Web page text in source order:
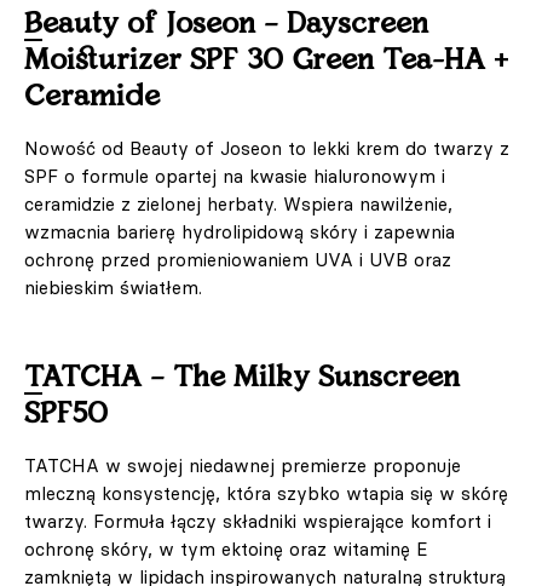
Beauty of Joseon – Dayscreen
Moisturizer SPF 30 Green Tea-HA +
Ceramide
Nowość od Beauty of Joseon to lekki krem do twarzy z
SPF o formule opartej na kwasie hialuronowym i
ceramidzie z zielonej herbaty. Wspiera nawilżenie,
wzmacnia barierę hydrolipidową skóry i zapewnia
ochronę przed promieniowaniem UVA i UVB oraz
niebieskim światłem.
TATCHA – The Milky Sunscreen
SPF50
TATCHA w swojej niedawnej premierze proponuje
mleczną konsystencję, która szybko wtapia się w skórę
twarzy. Formuła łączy składniki wspierające komfort i
ochronę skóry, w tym ektoinę oraz witaminę E
zamkniętą w lipidach inspirowanych naturalną strukturą